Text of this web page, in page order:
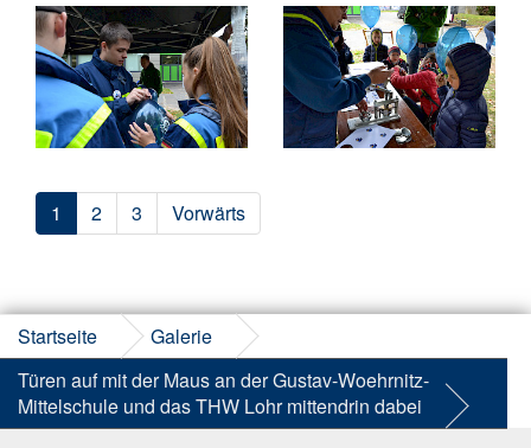
1 2 3 Vorwärts
Startseite
Galerie
Türen auf mit der Maus an der Gustav-Woehrnitz-
Mittelschule und das THW Lohr mittendrin dabei